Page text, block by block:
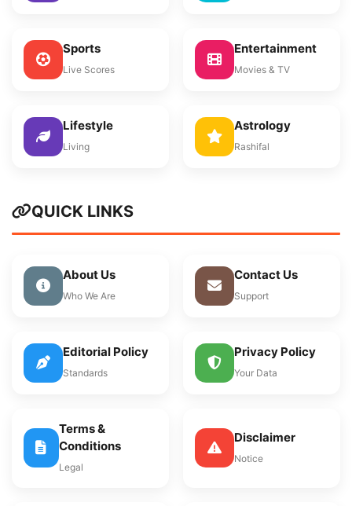
Sports
Live Scores
Entertainment
Movies & TV
Lifestyle
Living
Astrology
Rashifal
QUICK LINKS
About Us
Who We Are
Contact Us
Support
Editorial Policy
Standards
Privacy Policy
Your Data
Terms &
Conditions
Legal
Disclaimer
Notice